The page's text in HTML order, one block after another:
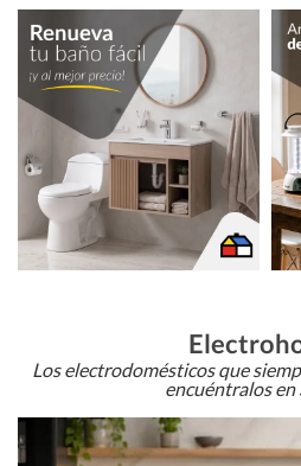
Los electrodomésticos que
encuéntralos en